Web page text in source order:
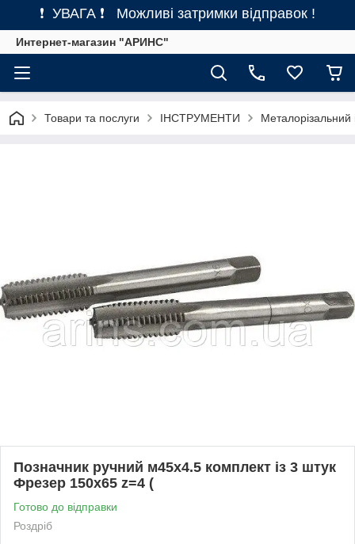
❗ УВАГА ❗ Можливі затримки відправок !
Интернет-магазин "АРИНС"
Товари та послуги ІНСТРУМЕНТИ Металорізальний
Позначник ручний м45х4.5 комплект із 3 штук
Фрезер 150х65 z=4 (
Готово до відправки
Роздріб